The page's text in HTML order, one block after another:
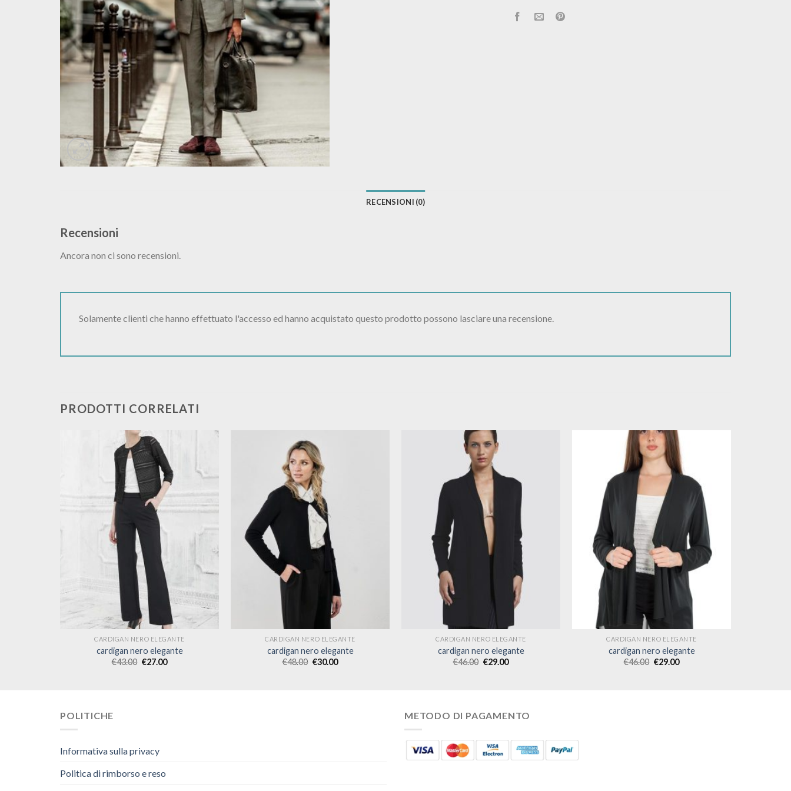
RECENSIONI (0)
Recensioni
Ancora non ci sono recensioni.
Solamente clienti che hanno effettuato l'accesso ed hanno acquistato questo prodotto possono lasciare una recensione.
PRODOTTI CORRELATI
CARDIGAN NERO ELEGANTE
cardigan nero elegante
€43.00 €27.00
CARDIGAN NERO ELEGANTE
cardigan nero elegante
€48.00 €30.00
CARDIGAN NERO ELEGANTE
cardigan nero elegante
€46.00 €29.00
CARDIGAN NERO ELEGANTE
cardigan nero elegante
€46.00 €29.00
POLITICHE
Informativa sulla privacy
Politica di rimborso e reso
METODO DI PAGAMENTO